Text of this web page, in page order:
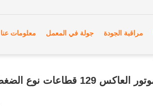
معلومات عنا جولة في المعمل مراقبة الجودة